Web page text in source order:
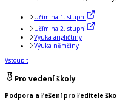
Učím na 1. stupni
Učím na 2. stupni
Výuka angličtiny
Výuka němčiny
Vstoupit
Pro vedení školy
Podpora a řešení pro ředitele